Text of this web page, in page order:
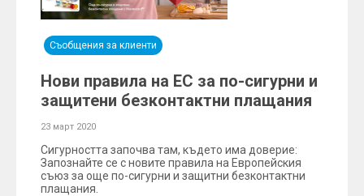
Съобщения за клиенти
Нови правила на ЕС за по-сигурни и
защитени безконтактни плащания
23 март 2020
Сигурността започва там, където има доверие:
Запознайте се с новите правила на Европейския
съюз за още по-сигурни и защитни безконтактни
плащания.